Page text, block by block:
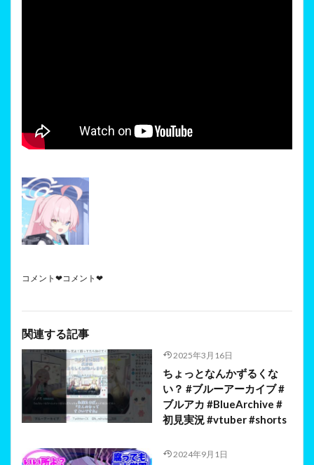
コメント❤コメント❤
関連する記事
2025年3月16日
ちょっとなんかずるくな
い？ #ブルーアーカイブ #
ブルアカ #BlueArchive #
初見実況 #vtuber #shorts
2024年9月1日